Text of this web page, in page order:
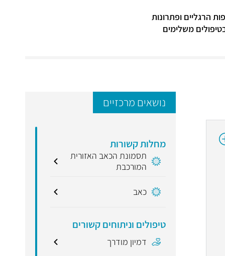
הרגליים ופתרונות
משלימים
נושאים מרכזיים
מחלות קשורות
תסמונת הכאב האזורית
המורכבת
כאב
טיפולים וניתוחים קשורים
דמיון מודרך